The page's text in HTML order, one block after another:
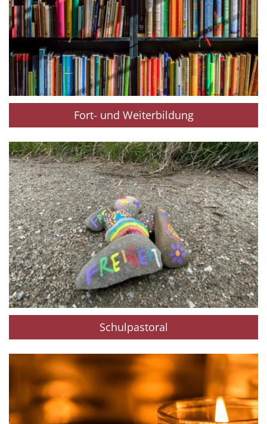
Fort- und Weiterbildung
Schulpastoral